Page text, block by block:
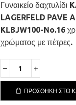
Γυναικείο δαχτυλίδι
LAGERFELD PAVE
KLBJW100-No.16
χρώματος με πέτρες.
KARL
LAGERFELD
PAVE
AMOUR
ΠΡΟΣΘΉΚΗ ΣΤΟ